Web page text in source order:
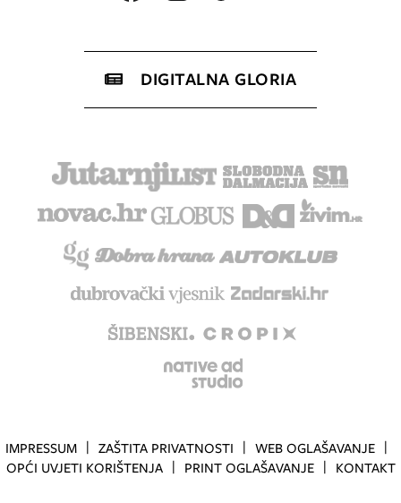
DIGITALNA GLORIA
IMPRESSUM ZAŠTITA PRIVATNOSTI
WEB OGLAŠAVANJE
OPĆI UVJETI KORIŠTENJA
PRINT OGLAŠAVANJE KONTAKT